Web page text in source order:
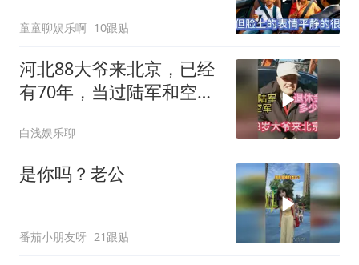
童童聊娱乐啊 10跟贴
河北88大爷来北京，已经
有70年，当过陆军和空
白浅娱乐聊
是你吗？老公
番茄小朋友呀 21跟贴